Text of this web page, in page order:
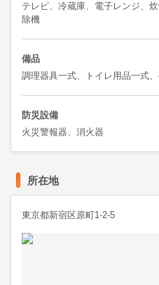
テレビ、冷蔵庫、電子レンジ、
除機
備品
調理器具一式、トイレ用品一式
防災設備
火災警報器、消火器
所在地
東京都新宿区原町1-2-5